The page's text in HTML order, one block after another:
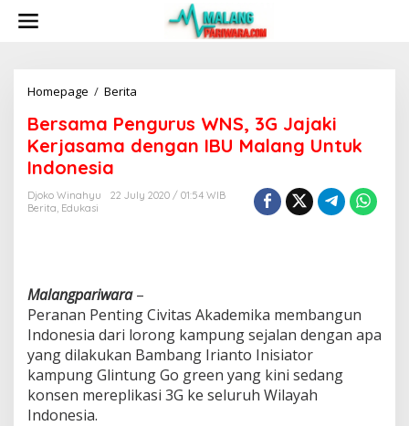
Homepage / Berita
r
s
a
a
P
s
W
N
S
3
Bersama Pengurus WNS, 3G Jajaki
Kerjasama dengan IBU Malang Untuk
Indonesia
Djoko Winahyu
22 July 2020 / 01:54 WIB
Berita, Edukasi
Malangpariwara–
Peranan Penting Civitas Akademika membangun
Indonesia dari lorong kampung sejalan dengan apa
yang dilakukan Bambang Irianto Inisiator
kampung Glintung Go green yang kini sedang
konsen mereplikasi 3G ke seluruh Wilayah
Indonesia.